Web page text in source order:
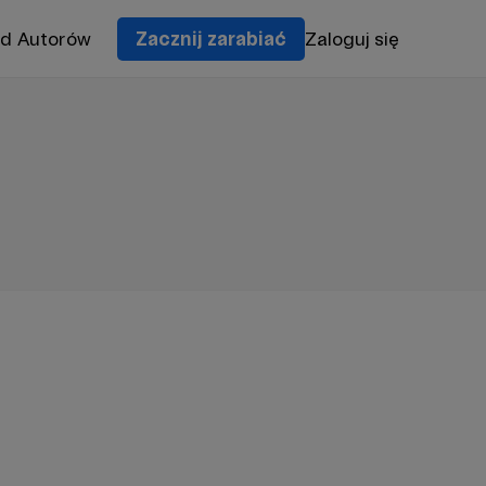
Autorów Zacznij zarabiać Zaloguj się